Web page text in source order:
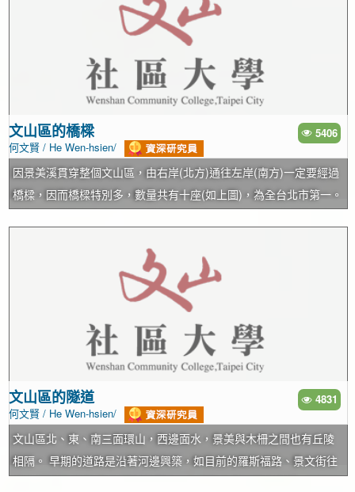
文山區的橋樑
何文賢 / He Wen-hsien/
5406
因景美溪貫穿整個文山區，由右岸(北方)通往左岸(南方)一定要經過
橋樑，因而橋樑特別多，數量共有十座(如上圖)，為全台北市第一。
光路到動物園。 (三)道南橋：指南路一段經道南橋到政大。 (四)恆
光橋：恆光街經恆光橋至老泉里。 (五)一壽橋：一壽街、樟新街經
一壽橋至老泉街。 (六)寶橋：木新路經寶橋至新店寶橋路。 (七)景
美溪橋：木柵路經景美溪橋到新店寶慶路，又稱萬善橋。 (八)景美
橋：景文街經景美橋到新店順安街接北新路。 (九)鳴遠橋：羅斯福
路六段經鳴遠橋、北新橋接新店北新路。 (十)水源便橋：景美河濱
公園經水源便橋可到新店，此為自行車專用橋樑。 景美溪發源於石
碇，流經深坑、木柵、景美，在溪子口匯入新店溪；景美溪出深坑
後河道變寬，沖積出木柵景美之平原。 因景美溪而命名的舊地名
有： (一)頭廷魁：原名頭前溪，村落前方有一溪流，故名，在今台
文山區的隧道
何文賢 / He Wen-hsien/
4831
文山區北、東、南三面環山，西邊面水，景美與木柵之間也有丘陵
相隔。 早期的道路是沿著河邊興築，如目前的羅斯福路、景文街往